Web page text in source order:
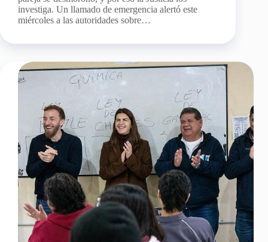
investiga. Un llamado de emergencia alertó este
miércoles a las autoridades sobre…